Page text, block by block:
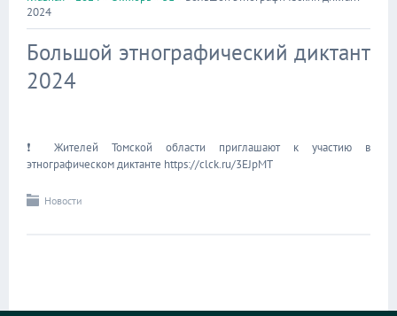
2024
Большой этнографический диктант
2024
❗ Жителей Томской области приглашают к участию в
этнографическом диктанте https://clck.ru/3EJpMT
Новости